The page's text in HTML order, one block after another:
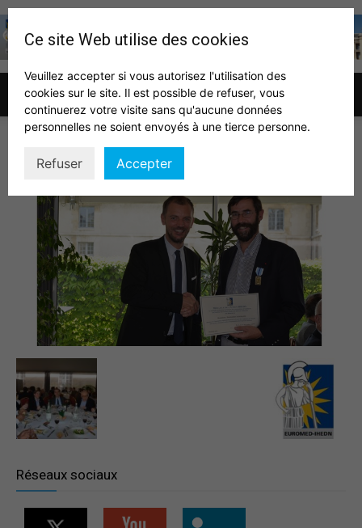
Association
auditeurs
IHEDN
AG2018 9
Réseaux sociaux
Ce site Web utilise des cookies
Veuillez accepter si vous autorisez l'utilisation des
cookies sur le site. Il est possible de refuser, vous
continuerez votre visite sans qu'aucune données
personnelles ne soient envoyés à une tierce personne.
Refuser Accepter